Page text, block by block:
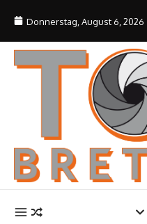
Donnerstag, August 6, 2026